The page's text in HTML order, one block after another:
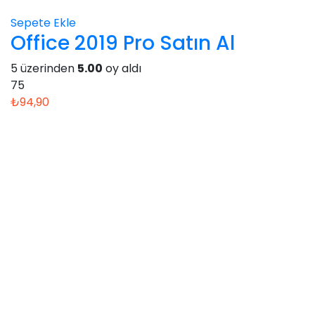
Sepete Ekle
Office 2019 Pro Satın Al
5 üzerinden 5.00 oy aldı
75
₺94,90